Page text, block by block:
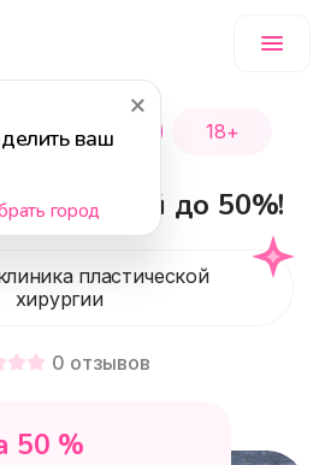
ваш
город
пластической
хирургии
Акция 18+
скидкой до 50%!
0 отзывов
50 %